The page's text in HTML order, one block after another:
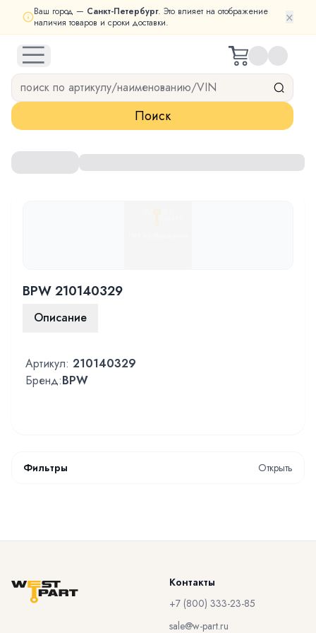
Ваш город — Санкт-Петербург. Это влияет на отображение
наличия товаров и сроки доставки.
×
open navigation menu
Поиск
BPW 210140329
Описание
Артикул: 210140329
Бренд:BPW
Фильтры Открыть
Контакты
+7 (800) 333-23-85
sale@w-part.ru